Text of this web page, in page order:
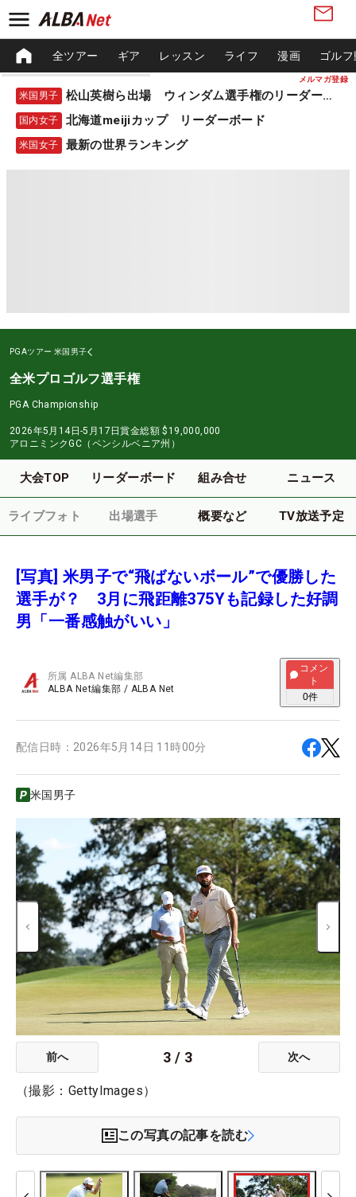
メルマガ登録
全ツアー ギア レッスン ライフ 漫画 ゴル
米国男子 松山英樹ら出場 ウィンダム選手権のリーダーボード
国内女子 北海道meijiカップ リーダーボード
米国女子 最新の世界ランキング
PGAツアー 米国男子
全米プロゴルフ選手権
PGA Championship
2026年5月14日-5月17日賞金総額 $19,000,000
アロニミンクGC（ペンシルベニア州）
大会TOP リーダーボード 組み合せ ニュース
ライブフォト 出場選手 概要など TV放送予定
[写真] 米男子で“飛ばないボール”で優勝した
選手が？ 3月に飛距離375Yも記録した好調
男「一番感触がいい」
所属ALBA Net編集部
ALBA Net編集部 / ALBA Net
コメン
ト
0件
配信日時： 2026年5月14日 11時00分
米国男子
前へ 3 / 3 次へ
（撮影：GettyImages）
この写真の記事を読む